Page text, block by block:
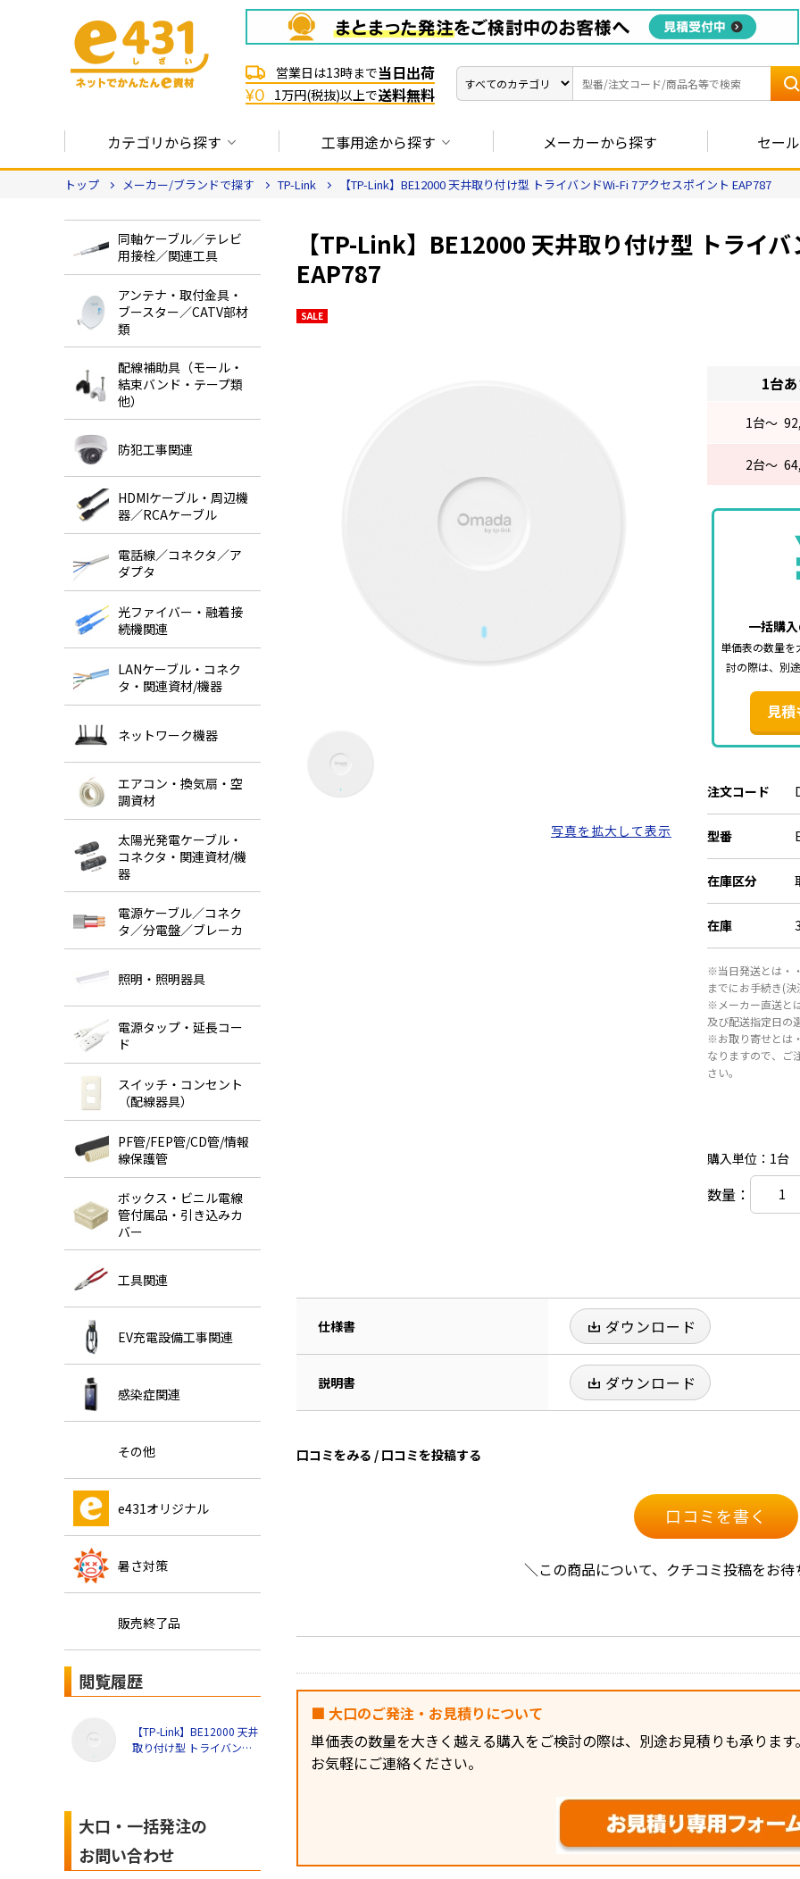
営業日は13時まで当日出荷
¥0 1万円(税抜)以上で送料無料
カテゴリから探す 工事用途から探す メーカーから探す セー
トップ メーカー/ブランドで探す TP-Link 【TP-Link】BE12000 天井取り付け型 トライバンドWi-Fi 7アクセスポイント EAP787
同軸ケーブル／テレビ
用接栓／関連工具
アンテナ・取付金具・
ブースター／CATV部材
類
配線補助具（モール・
結束バンド・テープ類
他）
防犯工事関連
HDMIケーブル・周辺機
器／RCAケーブル
電話線／コネクタ／ア
ダプタ
光ファイバー・融着接
続機関連
LANケーブル・コネク
タ・関連資材/機器
ネットワーク機器
エアコン・換気扇・空
調資材
太陽光発電ケーブル・
コネクタ・関連資材/機
器
電源ケーブル／コネク
タ／分電盤／ブレーカ
照明・照明器具
電源タップ・延長コー
ド
スイッチ・コンセント
（配線器具）
PF管/FEP管/CD管/情報
線保護管
ボックス・ビニル電線
管付属品・引き込みカ
バー
工具関連
EV充電設備工事関連
感染症関連
その他
e431オリジナル
暑さ対策
販売終了品
閲覧履歴
【TP-Link】BE12000 天井
取り付け型 トライバンド
大口・一括発注の
お問い合わせ
【TP-Link】BE12000 天井取り付け型 トライ
EAP787
SALE
1台
1台～
2台～
一括購
単価表の数量を
討の際は、別
見
注文コード
型番
在庫区分
在庫
※当日発送とは・
までにお手続き(
※メーカー直送と
及び配送指定日の
※お取り寄せとは
なりますので、ご
さい。
購入単位：1台
数量：
写真を拡大して表示
仕様書 ダウンロード
説明書 ダウンロード
口コミをみる / 口コミを投稿する
口コミを書く
＼この商品について、クチコミ投稿をお
■ 大口のご発注・お見積りについて
単価表の数量を大きく越える購入をご検討の際は、別途お見積りも承ります
お気軽にご連絡ください。